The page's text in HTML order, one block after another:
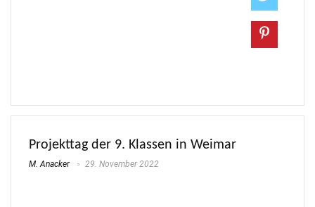
Projekttag der 9. Klassen in Weimar
M. Anacker 29. November 2022